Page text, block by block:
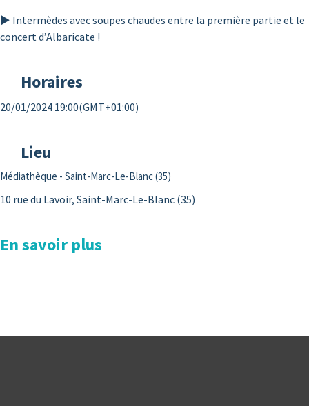
► Intermèdes avec soupes chaudes entre la première partie et le
concert d’Albaricate !
Horaires
20/01/2024 19:00(GMT+01:00)
Lieu
Médiathèque - Saint-Marc-Le-Blanc (35)
10 rue du Lavoir, Saint-Marc-Le-Blanc (35)
En savoir plus